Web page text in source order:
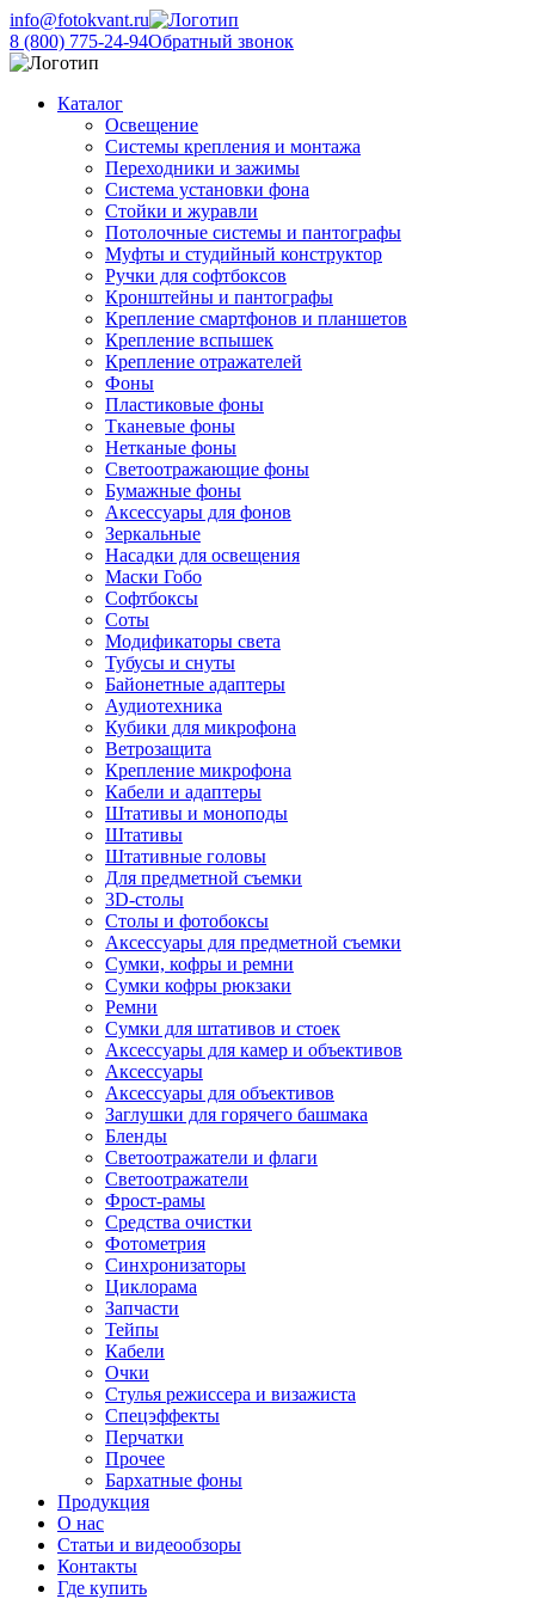
info@fotokvant.ru
8 (800) 775-24-94Обратный звонок
Каталог
Освещение
Системы крепления и монтажа
Переходники и зажимы
Система установки фона
Стойки и журавли
Потолочные системы и пантографы
Муфты и студийный конструктор
Ручки для софтбоксов
Кронштейны и пантографы
Крепление смартфонов и планшетов
Крепление вспышек
Крепление отражателей
Фоны
Пластиковые фоны
Тканевые фоны
Нетканые фоны
Светоотражающие фоны
Бумажные фоны
Аксессуары для фонов
Зеркальные
Насадки для освещения
Маски Гобо
Софтбоксы
Соты
Модификаторы света
Тубусы и снуты
Байонетные адаптеры
Аудиотехника
Кубики для микрофона
Ветрозащита
Крепление микрофона
Кабели и адаптеры
Штативы и моноподы
Штативы
Штативные головы
Для предметной съемки
3D-столы
Столы и фотобоксы
Аксессуары для предметной съемки
Сумки, кофры и ремни
Сумки кофры рюкзаки
Ремни
Сумки для штативов и стоек
Аксессуары для камер и объективов
Аксессуары
Аксессуары для объективов
Заглушки для горячего башмака
Бленды
Светоотражатели и флаги
Светоотражатели
Фрост-рамы
Средства очистки
Фотометрия
Синхронизаторы
Циклорама
Запчасти
Тейпы
Кабели
Очки
Стулья режиссера и визажиста
Спецэффекты
Перчатки
Прочее
Бархатные фоны
Продукция
О нас
Статьи и видеообзоры
Контакты
Где купить